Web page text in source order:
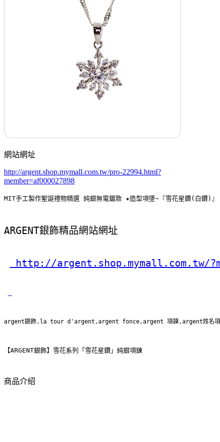
網站網址
http://argent.shop.mymall.com.tw/pro-22994.html?
member=af000027898
MIT手工製作聖誕禮物精選 純銀無電鍍款 ★造型項墜~『雪花星鑽(白鑽
ARGENT銀飾精品網站網址
http://argent.shop.mymall.com.tw/
argent銀飾,la tour d'argent,argent fonce,argent 項鍊,argent姓名
【ARGENT銀飾】雪花系列「雪花星鑽」純銀項鍊
商品介绍